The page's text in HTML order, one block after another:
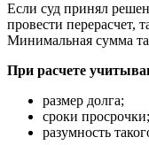
Если суд принял
провести перерасчет,
Минимальная сумма
При расчете
размер долга;
сроки просрочки;
разумность